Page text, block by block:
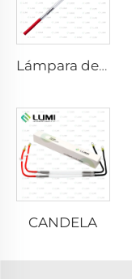
Lámpara de xenón láser L2021-7×65×130 mm
CANDELA